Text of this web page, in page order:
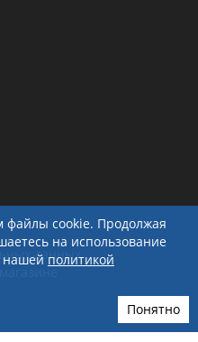
данных
файлы cookie. Продолжая
на использование
нашей политикой
Понятно